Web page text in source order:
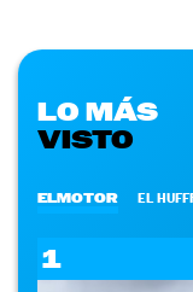
LO MÁS
VISTO
ELMOTOR EL
1